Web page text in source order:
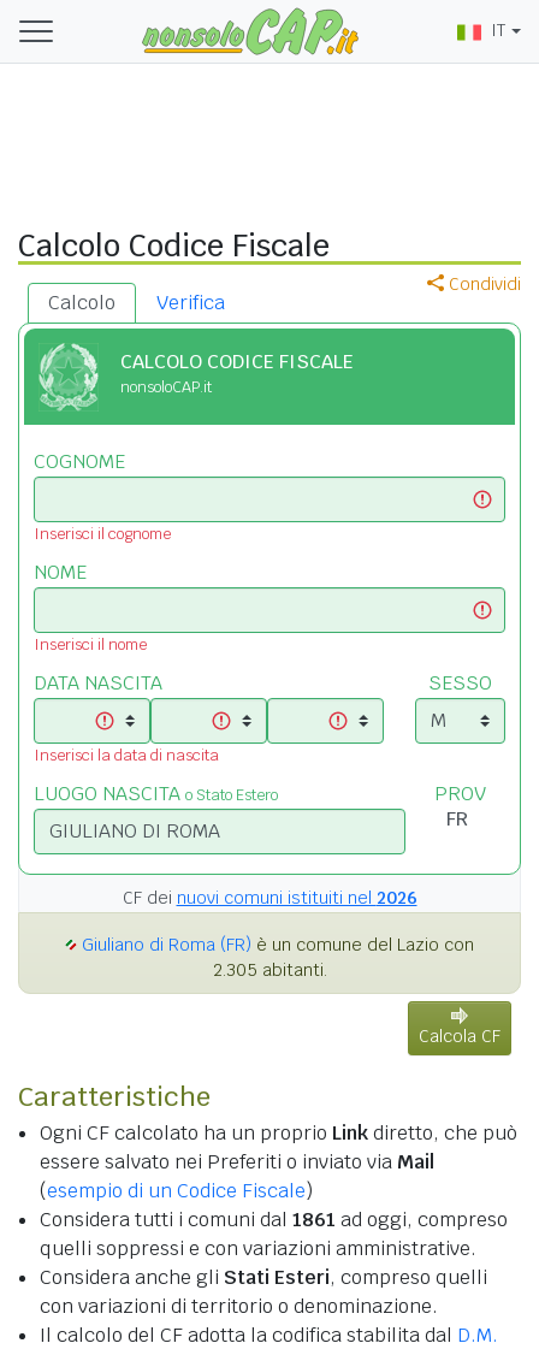
IT
Calcolo Codice Fiscale
Condividi
Calcolo Verifica
CALCOLO CODICE FISCALE
nonsoloCAP.it
COGNOME
Inserisci il cognome
NOME
Inserisci il nome
DATA NASCITA
Inserisci la data di nascita
SESSO
LUOGO NASCITA o Stato Estero PROV
CF dei nuovi comuni istituiti nel 2026
Giuliano di Roma (FR) è un comune del Lazio con
2.305 abitanti.
Calcola CF
Caratteristiche
Ogni CF calcolato ha un proprio Linkdiretto, che può
essere salvato nei Preferiti o inviato via Mail
(esempio di un Codice Fiscale)
Considera tutti i comuni dal 1861 ad oggi, compreso
quelli soppressi e con variazioni amministrative.
Considera anche gli Stati Esteri, compreso quelli
con variazioni di territorio o denominazione.
Il calcolo del CF adotta la codifica stabilita dal D.M.